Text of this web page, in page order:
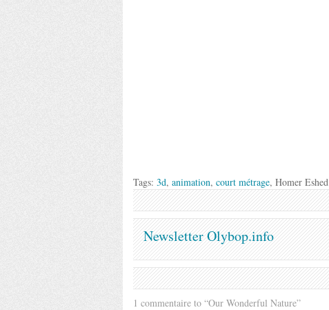
Tags: 3d, animation, court métrage, Homer Eshed
Newsletter Olybop.info
1 commentaire to “Our Wonderful Nature”